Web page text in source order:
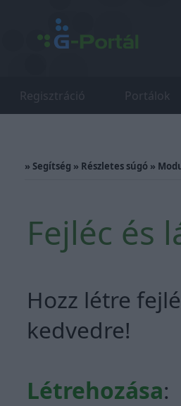
Regisztráció Portálok
» Segítség » Részletes súgó »
Fejléc és
Hozz létre
kedvedre!
Létrehozása: